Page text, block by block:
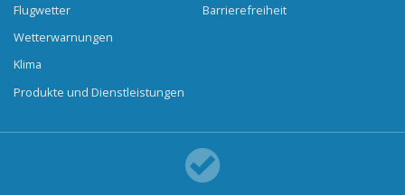
Flugwetter
Wetterwarnungen
Klima
Produkte und Dienstleistungen
Barrierefreiheit